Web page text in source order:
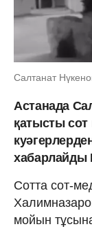
Салтанат
Астанада
қатысты сот
хабарлайды
Сотта сот-
мойын